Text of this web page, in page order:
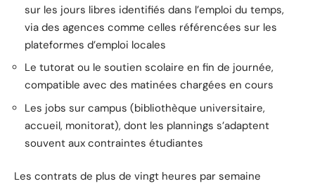
sur les jours libres identifiés dans l’emploi du temps,
via des agences comme celles référencées sur les
plateformes d’emploi locales
Le tutorat ou le soutien scolaire en fin de journée,
compatible avec des matinées chargées en cours
Les jobs sur campus (bibliothèque universitaire,
accueil, monitorat), dont les plannings s’adaptent
souvent aux contraintes étudiantes
Les contrats de plus de vingt heures par semaine